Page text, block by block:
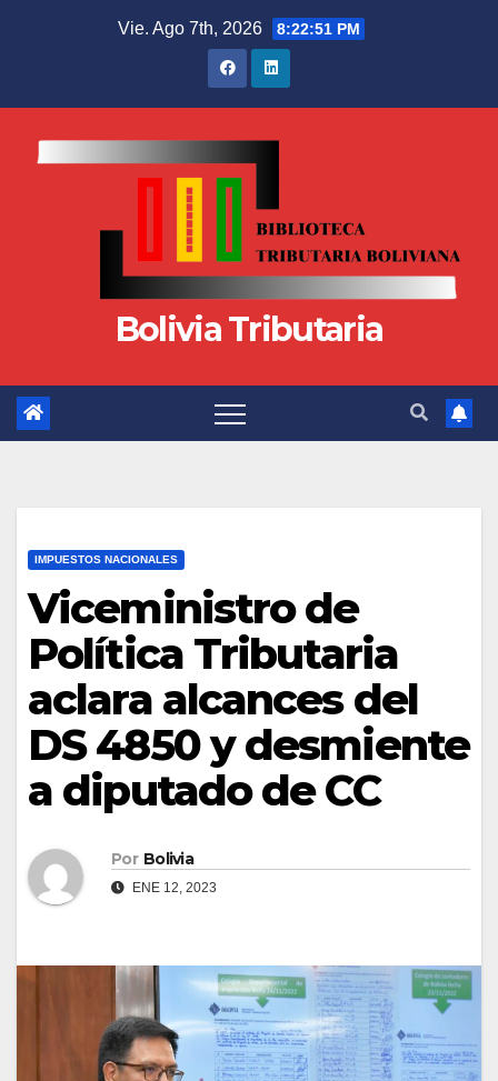
Vie. Ago 7th, 2026 8:22:52 PM
Bolivia Tributaria
IMPUESTOS NACIONALES
Viceministro de
Política Tributaria
aclara alcances del
DS 4850 y desmiente
a diputado de CC
Por Bolivia
ENE 12, 2023